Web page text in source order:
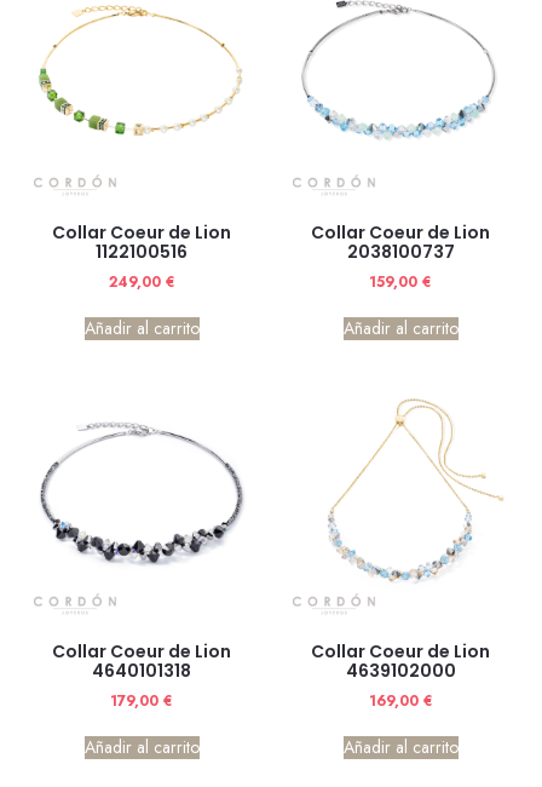
Collar Coeur de Lion
1122100516
249,00 €
Añadir al carrito
Collar Coeur de Lion
2038100737
159,00 €
Añadir al carrito
Collar Coeur de Lion
4640101318
179,00 €
Añadir al carrito
Collar Coeur de Lion
4639102000
169,00 €
Añadir al carrito